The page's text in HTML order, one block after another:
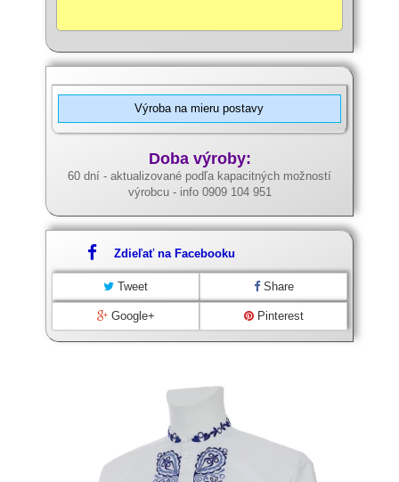
Výroba na mieru postavy
Doba výroby:
60 dní - aktualizované podľa kapacitných možností
výrobcu - info 0909 104 951
Zdieľať na Facebooku
Tweet Share
Google+ Pinterest